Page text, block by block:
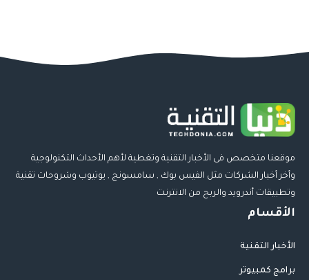
موقعنا متخصص فى الأخبار التقنية وتغطية لأهم الأحداث التكنولوجية
وأخر أخبار الشركات مثل الفيس بوك , سامسونج , يوتيوب وشروحات تقنية
وتطبيقات أندرويد والربح من الانترنت
الأقسام
الأخبار التقنية
برامج كمبيوتر